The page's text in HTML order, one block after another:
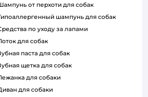
шампунь от перхоти для собак
гипоаллергенный шампунь для собак
средства по уходу за лапами
лоток для собак
зубная паста для собак
зубная щетка для собак
лежанка для собаки
диван для собаки